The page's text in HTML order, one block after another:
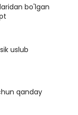
bo'lgan
uslub
qanday